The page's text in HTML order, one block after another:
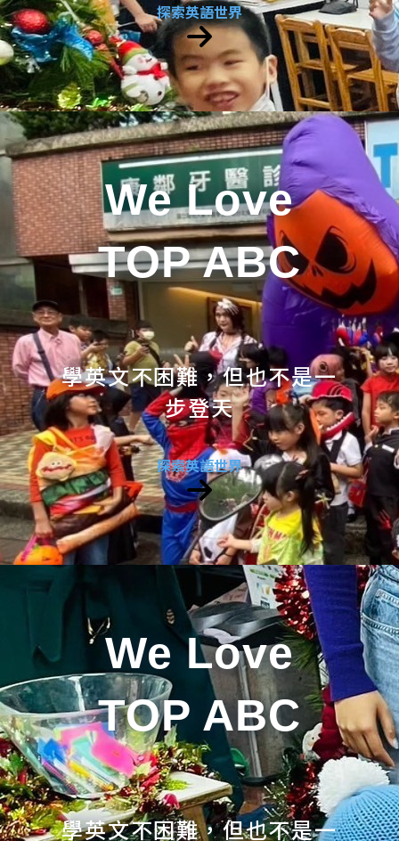
探索英語世界
We Love
TOP ABC
學英文不困難，但也不是一
步登天
探索英語世界
We Love
TOP ABC
學英文不困難，但也不是一